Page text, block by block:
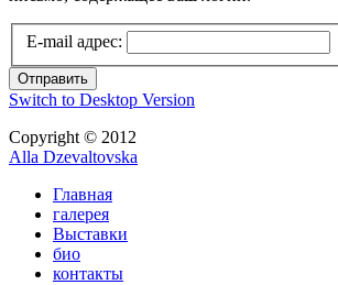
E-mail адрес:
Отправить
Switch to Desktop Version
Copyright © 2012
Alla Dzevaltovska
Главная
галерея
Выставки
био
контакты